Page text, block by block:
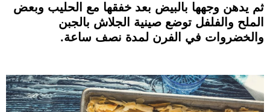
ثم يدهن وجهها بالبيض بعد خفقها مع الحليب وبعض
الملح والفلفل توضع صينية الجلاش بالجبن
والخضروات في الفرن لمدة نصف ساعة.